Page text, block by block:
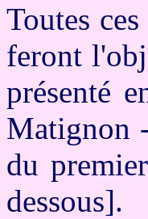
Toutes
feront
présenté
Matignon
du
dessous].